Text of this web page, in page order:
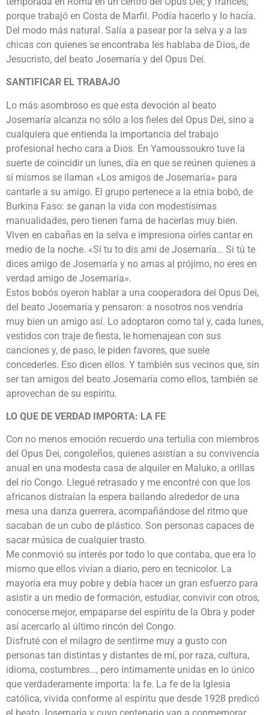
porque trabajó en Costa de Marfil. Podía hacerlo y lo hacía.
Del modo más natural. Salía a pasear por la selva y a las
chicas con quienes se encontraba les hablaba de Dios, de
Jesucristo, del beato Josemaría y del Opus Dei.
SANTIFICAR EL TRABAJO
Lo más asombroso es que esta devoción al beato
Josemaría alcanza no sólo a los fieles del Opus Dei, sino a
cualquiera que entienda la importancia del trabajo
profesional hecho cara a Dios. En Yamoussoukro tuve la
suerte de coincidir un lunes, día en que se reúnen quienes a
sí mismos se llaman «Los amigos de Josemaría» para
cantarle a su amigo. El grupo pertenece a la etnia bobó, de
Burkina Faso: se ganan la vida con modestísimas
manualidades, pero tienen fama de hacerlas muy bien.
Viven en cabañas en la selva e impresiona oírles cantar en
medio de la noche. «Si tu to dis ami de Josemaría… Si tú te
dices amigo de Josemaría y no amas al prójimo, no eres en
verdad amigo de Josemaría».
Estos bobós oyeron hablar a una cooperadora del Opus Dei,
del beato Josemaría y pensaron: a nosotros nos vendría
muy bien un amigo así. Lo adoptaron como tal y, cada lunes,
vestidos con traje de fiesta, le homenajean con sus
canciones y, de paso, le piden favores, que suele
concederles. Eso dicen ellos. Y también sus vecinos que, sin
ser tan amigos del beato Josemaría como ellos, también se
aprovechan de su espíritu.
LO QUE DE VERDAD IMPORTA: LA FE
Con no menos emoción recuerdo una tertulia con miembros
del Opus Dei, congoleños, quienes asistían a su convivencia
anual en una modesta casa de alquiler en Maluko, a orillas
del río Congo. Llegué retrasado y me encontré con que los
africanos distraían la espera bailando alrededor de una
mesa una danza guerrera, acompañándose del ritmo que
sacaban de un cubo de plástico. Son personas capaces de
sacar música de cualquier trasto.
Me conmovió su interés por todo lo que contaba, que era lo
mismo que ellos vivían a diario, pero en tecnicolor. La
mayoría era muy pobre y debía hacer un gran esfuerzo para
asistir a un medio de formación, estudiar, convivir con otros,
conocerse mejor, empaparse del espíritu de la Obra y poder
así acercarlo al último rincón del Congo.
Disfruté con el milagro de sentirme muy a gusto con
personas tan distintas y distantes de mí, por raza, cultura,
idioma, costumbres…, pero íntimamente unidas en lo único
que verdaderamente importa: la fe. La fe de la Iglesia
católica, vivida conforme al espíritu que desde 1928 predicó